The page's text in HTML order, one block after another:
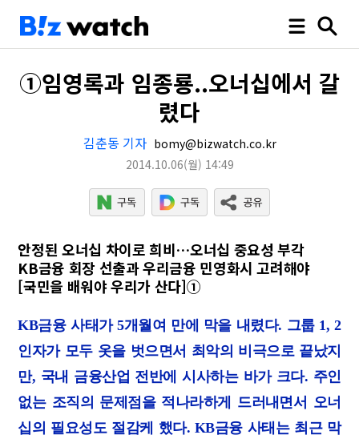
①임영록과 임종룡..오너십에서 갈
렸다
김춘동 기자 bomy@bizwatch.co.kr
2014.10.06(월) 14:49
안정된 오너십 차이로 희비…오너십 중요성 부각
KB금융 회장 선출과 우리금융 민영화시 고려해야
[국민을 배워야 우리가 산다]①
KB금융 사태가5개월여 만에 막을 내렸다. 그룹1, 2
인자가 모두 옷을 벗으면서 최악의 비극으로 끝났지
만, 국내 금융산업 전반에 시사하는 바가 크다. 주인
없는 조직의 문제점을 적나라하게 드러내면서 오너
십의 필요성도 절감케 했다. KB금융 사태는 최근 막